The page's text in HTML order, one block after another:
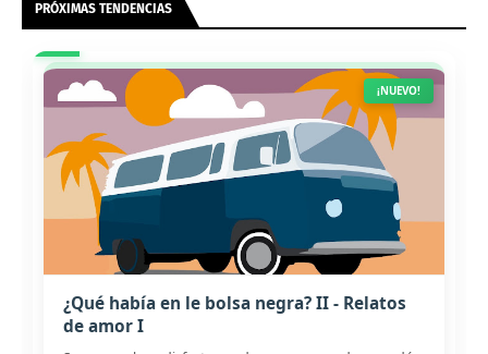
PRÓXIMAS TENDENCIAS
¡NUEVO!
¿Qué había en le bolsa negra? II - Relatos
de amor I